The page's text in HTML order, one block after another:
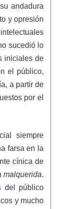
andadura
y opresión
sucedió lo
iniciales de
el público,
a partir de
por el
siempre
farsa en la
cínica de
malquerida.
del público
y mucho